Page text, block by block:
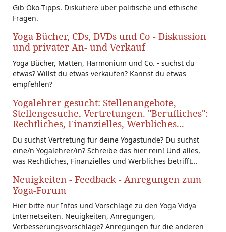
Gib Öko-Tipps. Diskutiere über politische und ethische
Fragen.
Yoga Bücher, CDs, DVDs und Co - Diskussion
und privater An- und Verkauf
Yoga Bücher, Matten, Harmonium und Co. - suchst du
etwas? Willst du etwas verkaufen? Kannst du etwas
empfehlen?
Yogalehrer gesucht: Stellenangebote,
Stellengesuche, Vertretungen. "Berufliches":
Rechtliches, Finanzielles, Werbliches...
Du suchst Vertretung für deine Yogastunde? Du suchst
eine/n Yogalehrer/in? Schreibe das hier rein! Und alles,
was Rechtliches, Finanzielles und Werbliches betrifft...
Neuigkeiten - Feedback - Anregungen zum
Yoga-Forum
Hier bitte nur Infos und Vorschläge zu den Yoga Vidya
Internetseiten. Neuigkeiten, Anregungen,
Verbesserungsvorschläge? Anregungen für die anderen